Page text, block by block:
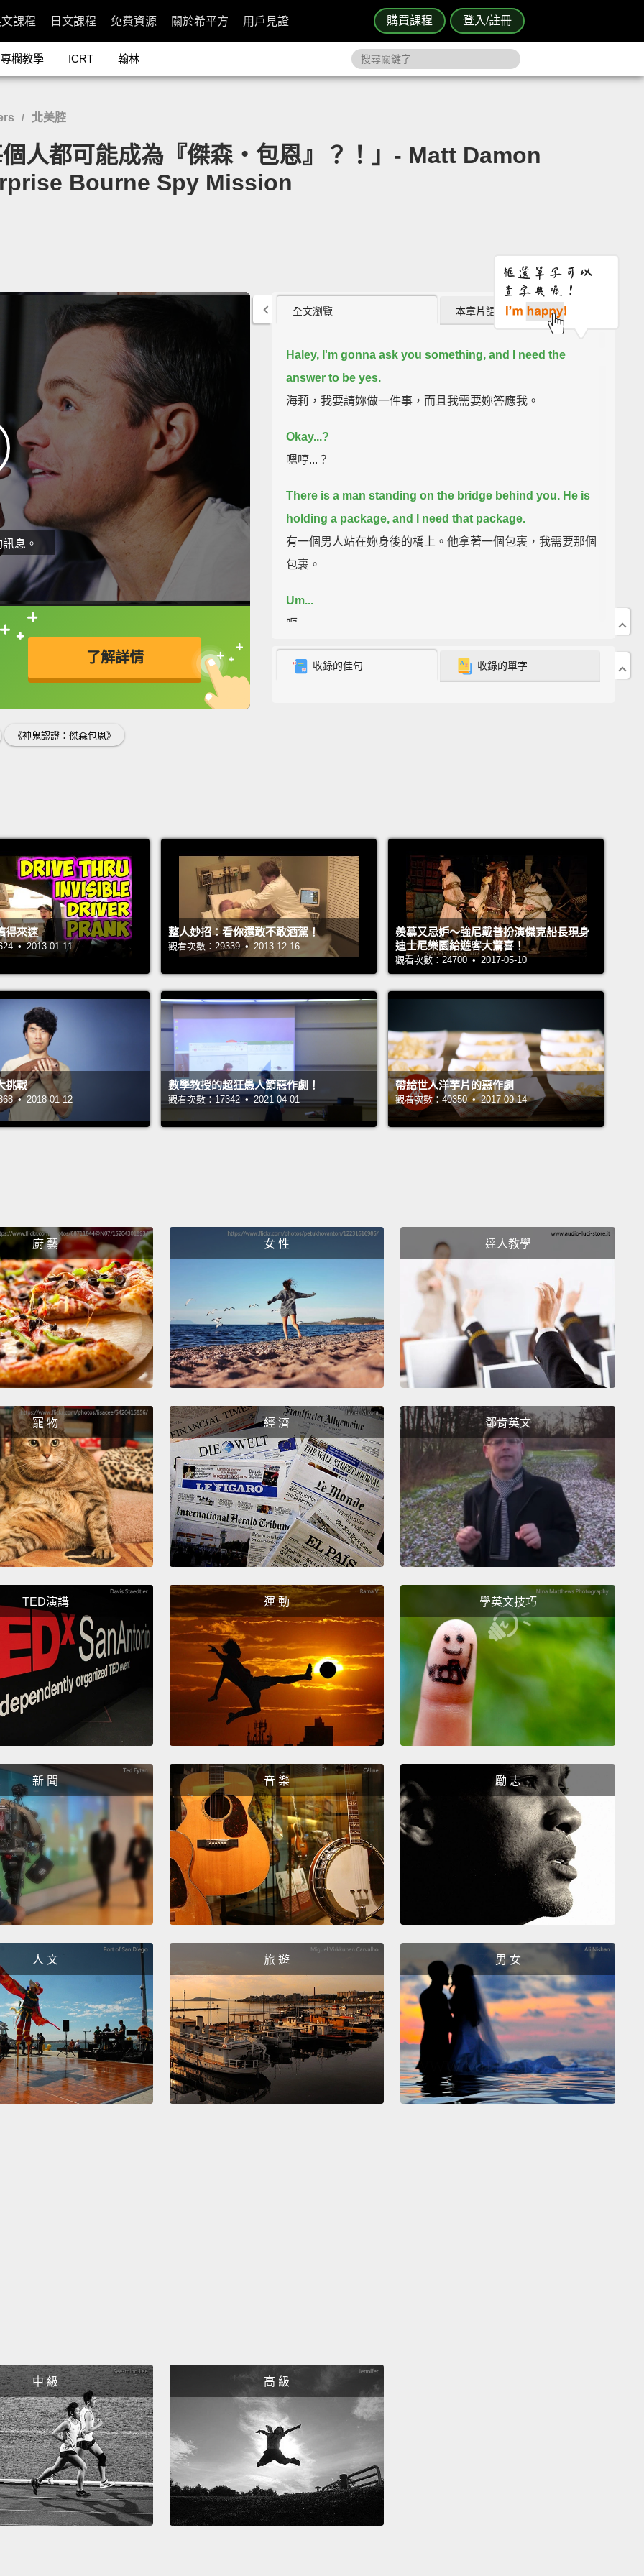
購買課程 登入/註冊
課程 日文課程 免費資源 關於希平方 用戶見證
專欄教學 ICRT 翰林
/ 北美腔
人都可能成為『傑森‧包恩』？！」- Matt Damon
Bourne Spy Mission
息。
了解詳情
接查字典喔！
英
《神鬼認證：傑森包恩》
全文瀏覽 本章片語 (4)
Haley, I'm gonna ask you something, and I need the
answer to be yes.
海莉，我要請妳做一件事，而且我需要妳答應我。
Okay...?
嗯哼...？
There is a man standing on the bridge behind you. He is
holding a package, and I need that package.
有一個男人站在妳身後的橋上。他拿著一個包裹，我需要那個
包裹。
Um...
呃...
Haley, we need to do this right now.
海莉，我們現在就得做這件事。
afterparty—you and me are gonna be a team.
So, to give
you an idea of what that's like, we set up a simulation to
give unsuspecting people the chance to feel like they're
in a spy movie.
All they have to do is trust me.
嘿大家!我是麥特戴蒙。為了要替 Water.org 募資，我和 Omaze
和我一起聚聚的機會。我們將一起看新電影、在會後派對喝幾
杯－－你和我會是一個團隊。所以，為了要讓你有點概念，我
們設下模擬情境，讓完全狀況外的人有機會體驗在間諜電影裡
軋一角。他們要做的就只有相信我。
Go up. Up...
Look at those ladies.
He's like, "What?"
他看起來就像「什麼鬼？」
The call is for you.
找你的電話。
Hello?
喂？
What I need you to do is of vital importance to both of us.
我要你做的事對我們兩個來說極為重要。
Oh.
噢。
Hello?
喂？
Stephen...
史蒂芬...
史蒂芬？
Hello?
喂？
Stephen!
史蒂芬!
I'm just hanging out and somebody gave me this phone.
我只是在晃晃然後就有人給我這支手機。
Is there blood anywhere near you?
你附近有血嗎？
Um...
No, she doesn't know Stephen. We don't know him.
不，她不認識史蒂芬。我們不認識他。
Is that a guy I hooked up with?
是我睡過的傢伙嗎？
Sir, there is a bridge behind you. There is a man on the
說：「大象會游泳。」
Can you swim?
你會游泳嗎？
No. Are you listening?
不是。妳有在聽嗎？
收錄的佳句 收錄的單字
得來速
• 2013-01-11
整人妙招：看你還敢不敢酒駕！
觀看次數：29339 • 2013-12-16
羨慕又忌妒～強尼戴普扮演傑克船長現身
迪士尼樂園給遊客大驚喜！
觀看次數：24700 • 2017-05-10
挑戰
• 2018-01-12
數學教授的超狂愚人節惡作劇！
觀看次數：17342 • 2021-04-01
帶給世人洋芋片的惡作劇
觀看次數：40350 • 2017-09-14
廚 藝 女 性 達人教學
寵 物 經 濟 鄧肯英文
TED演講 運 動 學英文技巧
新 聞 音 樂 勵 志
人 文 旅 遊 男 女
中 級 高 級